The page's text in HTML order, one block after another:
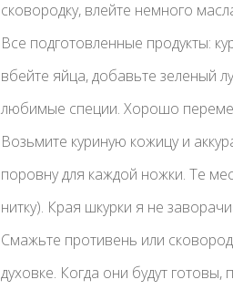
сковородку, влейте немного
Все подготовленные продукты:
вбейте яйца, добавьте зеленый
любимые специи. Хорошо
Возьмите куриную кожицу и
поровну для каждой ножки. Те
нитку). Края шкурки я не
Смажьте противень или
духовке. Когда они будут